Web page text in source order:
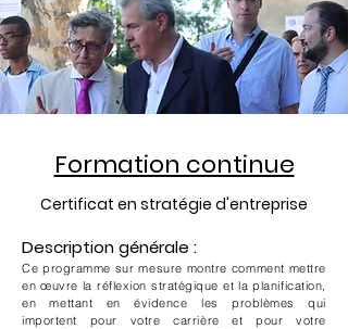
Formation continue
Certificat en stratégie d'entreprise
Description générale :
Ce programme sur mesure montre comment mettre
en œuvre la réflexion stratégique et la planification,
en mettant en évidence les problèmes qui
importent pour votre carrière et pour votre